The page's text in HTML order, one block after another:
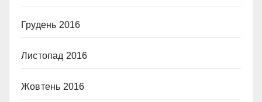
Грудень 2016
Листопад 2016
Жовтень 2016